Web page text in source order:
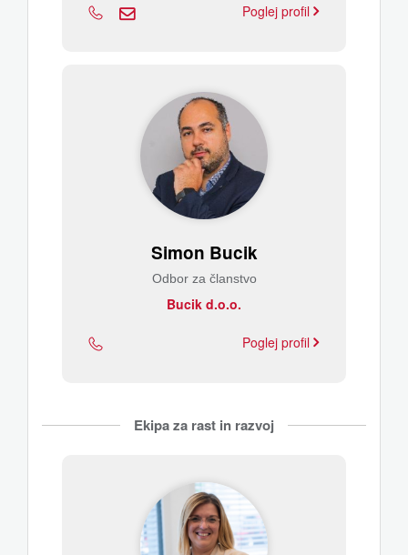
Poglej profil
Simon Bucik
Odbor za članstvo
Bucik d.o.o.
Poglej profil
Ekipa za rast in razvoj